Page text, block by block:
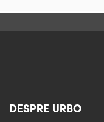
DESPRE URBO